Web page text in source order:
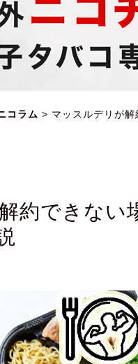
コラム > マッスルデリが
約できない